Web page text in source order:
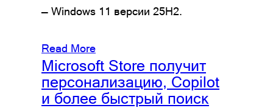
— Windows 11 версии 25H2.
Read More
Microsoft Store получит
персонализацию, Copilot
и более быстрый поиск